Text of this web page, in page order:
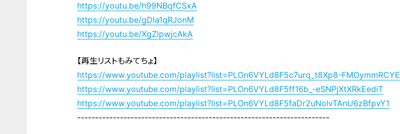
https://youtu.be/h99NBqfCSxA
https://youtu.be/gDla1qRJonM
https://youtu.be/XgZlpwjcAkA
【再生リストもみてちょ】
https://www.youtube.com/playlist?list=PLOn6VYLd8F5c7urq_t8Xp8-FMOymmRCYE
https://www.youtube.com/playlist?list=PLOn6VYLd8F5ff16b_-eSNPjXtXRkEediT
https://www.youtube.com/playlist?list=PLOn6VYLd8F5faDr2uNolvTAnU6zBfpvY1
-----------------------------------------------------------------------